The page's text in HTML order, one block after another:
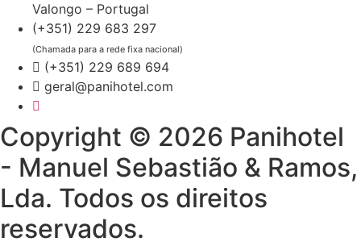
Valongo – Portugal
(+351) 229 683 297
(Chamada para a rede fixa nacional)
(+351) 229 689 694
geral@panihotel.com
Copyright © 2026 Panihotel
- Manuel Sebastião & Ramos,
Lda. Todos os direitos
reservados.